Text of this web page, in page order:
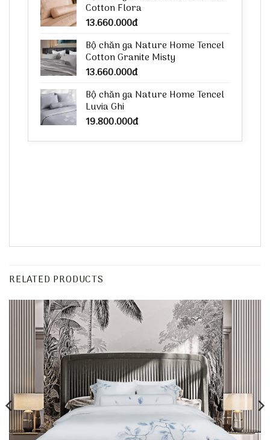
Cotton Flora
13.660.000đ
Bộ chăn ga Nature Home Tencel
Cotton Granite Misty
13.660.000đ
Bộ chăn ga Nature Home Tencel
Luvia Ghi
19.800.000đ
RELATED PRODUCTS